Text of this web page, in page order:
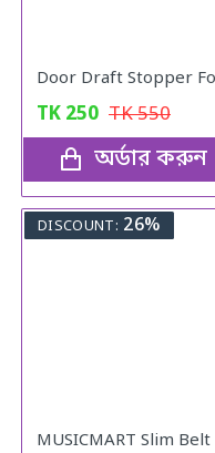
TK 250 TK550
অর্ডার করুন
DISCOUNT: 26%
MUSICMART Slim Belt